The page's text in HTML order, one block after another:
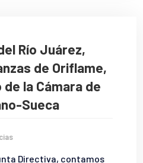
Río Juárez,
de Oriflame,
la Cámara de
Sueca
Directiva, contamos